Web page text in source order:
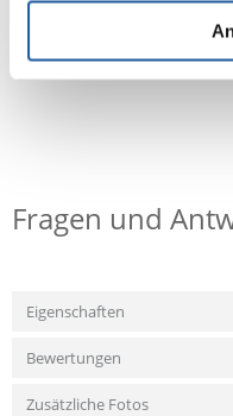
Fragen und
Eigenschaften
Bewertungen
Zusätzliche Fotos